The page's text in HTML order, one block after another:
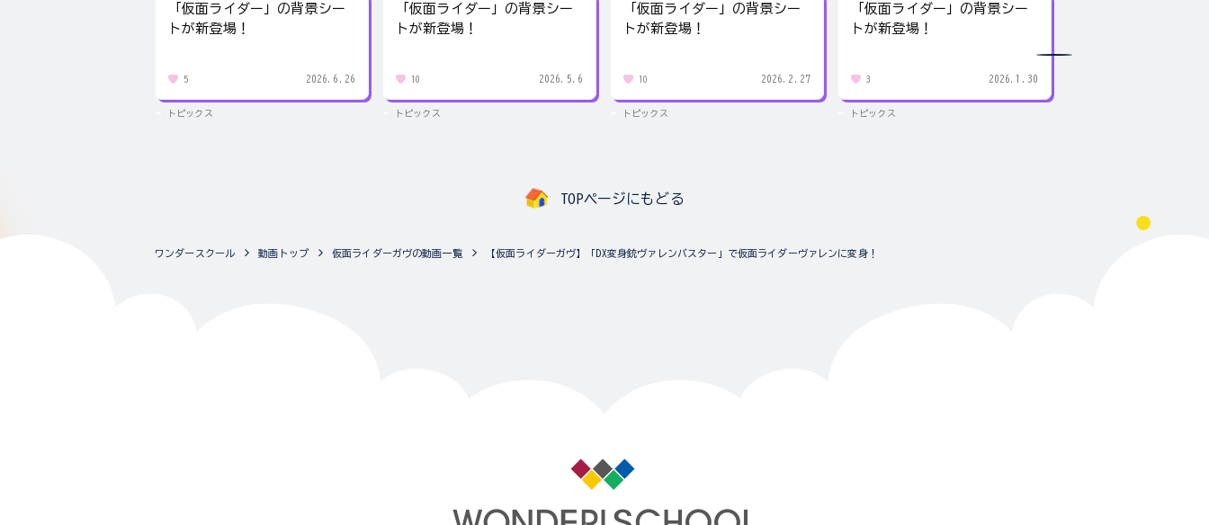
「仮面ライダー」の背景シー
トが新登場！
5 2026.6.26
トピックス
「仮面ライダー」の背景シー
トが新登場！
10 2026.5.6
トピックス
「仮面ライダー」の背景シー
トが新登場！
10 2026.2.27
トピックス
「仮面ライダー」の背景シー
トが新登場！
3 2026.1.30
トピックス
TOPページにもどる
ワンダースクール 動画トップ 仮面ライダーガヴの動画一覧 【仮面ライダーガヴ】「DX変身銃ヴァレンバスター」で仮面ライダーヴァレンに変身！